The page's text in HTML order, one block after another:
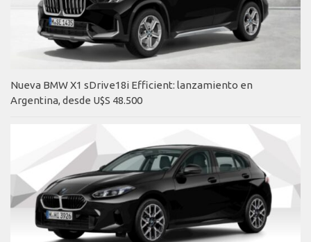
Nueva BMW X1 sDrive18i Efficient: lanzamiento en
Argentina, desde U$S 48.500